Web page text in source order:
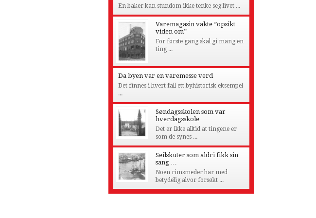
En baker kan stundom ikke tenke seg livet ...
Varemagasin vakte ”opsikt
viden om”
For første gang skal gi mang en
ting ...
Da byen var en varemesse verd
Det finnes i hvert fall ett byhistorisk eksempel
...
Søndagsskolen som var
hverdagsskole
Det er ikke alltid at tingene er
som de synes ...
Seilskuter som aldri fikk sin
sang …
Noen rimsmeder har med
betydelig alvor forsøkt ...